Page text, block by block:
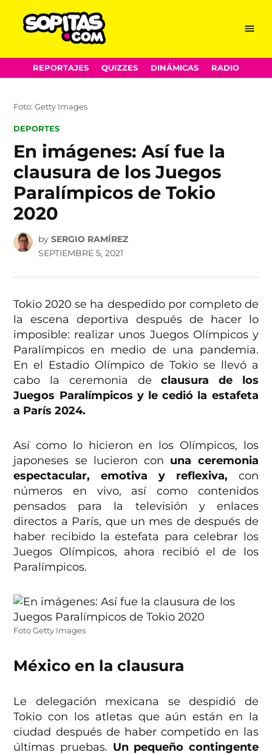
Skip
to
Menu
REPORTAJES QUIZZES DINÁMICAS RADIO
Foto: Getty Images
POSTED
DEPORTES
En imágenes: Así fue la
clausura de los Juegos
Paralímpicos de Tokio
2020
by SERGIO RAMÍREZ
SEPTIEMBRE 5, 2021
Tokio 2020 se ha despedido por completo de
la escena deportiva después de hacer lo
imposible: realizar unos Juegos Olímpicos y
Paralímpicos en medio de una pandemia.
En el Estadio Olímpico de Tokio se llevó a
cabo la ceremonia declausura de los
Juegos Paralímpicos y le cedió la estafeta
a París 2024.
Así como lo hicieron en los Olímpicos, los
japoneses se lucieron con una ceremonia
espectacular, emotiva y reflexiva, con
números en vivo, así como contenidos
pensados para la televisión y enlaces
directos a París, que un mes de después de
haber recibido la estefata para celebrar los
Juegos Olímpicos, ahora recibió el de los
Paralímpicos.
Foto Getty Images
México en la clausura
Le delegación mexicana se despidió de
Tokio con los atletas que aún están en la
ciudad después de haber competido en las
últimas pruebas. Un pequeño contingente